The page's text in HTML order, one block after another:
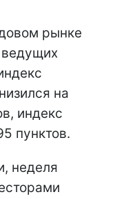
рынке
на
индекс
пунктов.
неделя